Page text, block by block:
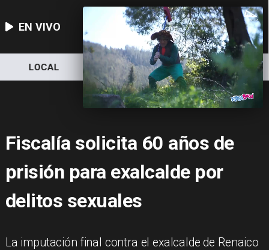
EN VIVO
LOCAL NACIONAL DEPORTES
Fiscalía solicita 60 años de
prisión para exalcalde por
delitos sexuales
La imputación final contra el exalcalde de Renaico